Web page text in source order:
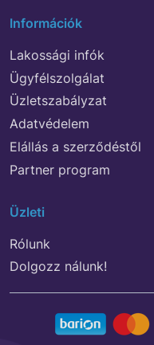
Információk
Lakossági infók
Ügyfélszolgálat
Üzletszabályzat
Adatvédelem
Elállás a szerződéstől
Partner program
Üzleti
Rólunk
Dolgozz nálunk!